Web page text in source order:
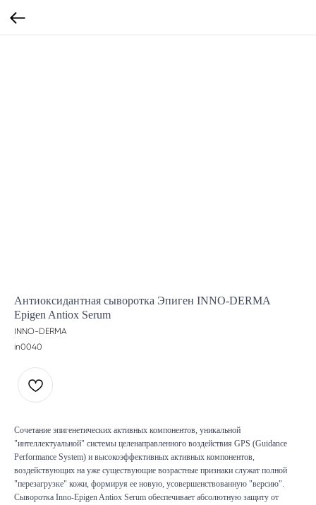
Антиоксидантная сыворотка Эпиген INNO-DERMA
Epigen Antiox Serum
INNO-DERMA
in0040
Сочетание эпигенетических активных компонентов, уникальной
"интеллектуальной" системы целенаправленного воздействия GPS (Guidance
Performance System) и высокоэффективных активных компонентов,
воздействующих на уже существующие возрастные признаки cлужат полной
"перезагрузке" кожи, формируя ее новую, усовершенствованную "версию".
Сыворотка Inno-Epigen Antiox Serum обеспечивает абсолютную защиту от